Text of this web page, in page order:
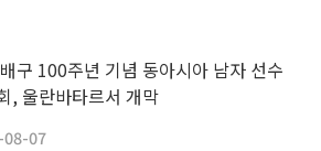
구 100주년 기념 동아시아 남자 선수
, 울란바타르서 개막
08-07